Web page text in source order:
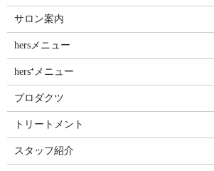
サロン案内
hersメニュー
hers⁺メニュー
プロダクツ
トリートメント
スタッフ紹介